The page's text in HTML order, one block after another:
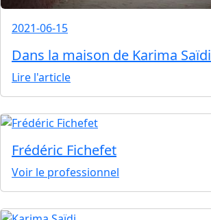
2021-06-15
Dans la maison de Karima Saïdi
Lire l'article
Frédéric Fichefet
Voir le professionnel